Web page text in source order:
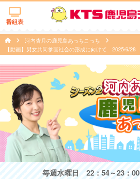
番組表
河内杏月の鹿児島あっちこっち
【動画】男女共同参画社会の形成に向けて 2025/6/28
毎週水曜日 22：54～23：00